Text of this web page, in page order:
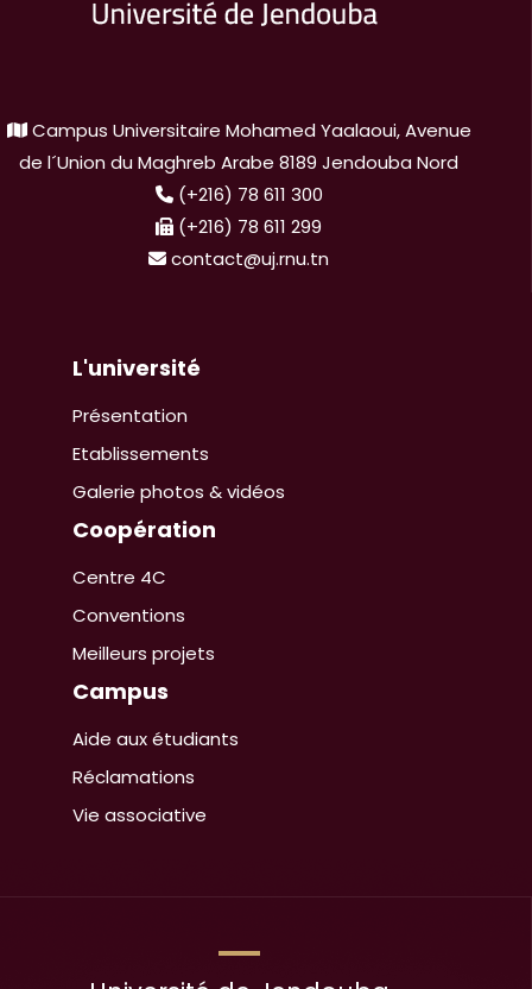
Campus Universitaire Mohamed Yaalaoui, Avenue
de l´Union du Maghreb Arabe 8189 Jendouba Nord
(+216) 78 611 300
(+216) 78 611 299
contact@uj.rnu.tn
L'université
Présentation
Etablissements
Galerie photos & vidéos
Coopération
Centre 4C
Conventions
Meilleurs projets
Campus
Aide aux étudiants
Réclamations
Vie associative